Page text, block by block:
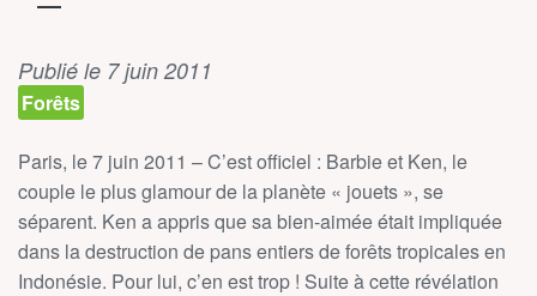
Publié le 7 juin 2011
Forêts
Paris, le 7 juin 2011 – C’est officiel : Barbie et Ken, le
couple le plus glamour de la planète « jouets », se
séparent. Ken a appris que sa bien-aimée était impliquée
dans la destruction de pans entiers de forêts tropicales en
Indonésie. Pour lui, c’en est trop ! Suite à cette révélation